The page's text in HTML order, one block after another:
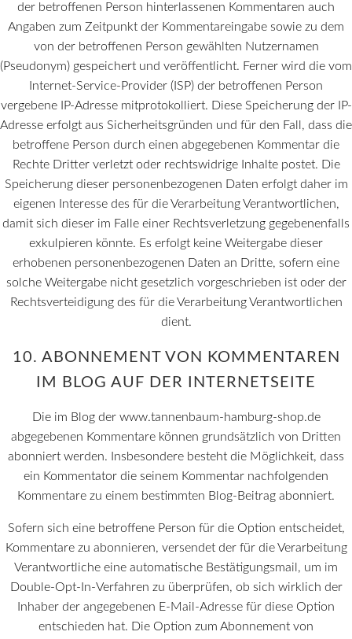
der betroffenen Person hinterlassenen Kommentaren auch
Angaben zum Zeitpunkt der Kommentareingabe sowie zu dem
von der betroffenen Person gewählten Nutzernamen
(Pseudonym) gespeichert und veröffentlicht. Ferner wird die vom
Internet-Service-Provider (ISP) der betroffenen Person
vergebene IP-Adresse mitprotokolliert. Diese Speicherung der IP-
Adresse erfolgt aus Sicherheitsgründen und für den Fall, dass die
betroffene Person durch einen abgegebenen Kommentar die
Rechte Dritter verletzt oder rechtswidrige Inhalte postet. Die
Speicherung dieser personenbezogenen Daten erfolgt daher im
eigenen Interesse des für die Verarbeitung Verantwortlichen,
damit sich dieser im Falle einer Rechtsverletzung gegebenenfalls
exkulpieren könnte. Es erfolgt keine Weitergabe dieser
erhobenen personenbezogenen Daten an Dritte, sofern eine
solche Weitergabe nicht gesetzlich vorgeschrieben ist oder der
Rechtsverteidigung des für die Verarbeitung Verantwortlichen
dient.
10. ABONNEMENT VON KOMMENTAREN
IM BLOG AUF DER INTERNETSEITE
Die im Blog der www.tannenbaum-hamburg-shop.de
abgegebenen Kommentare können grundsätzlich von Dritten
abonniert werden. Insbesondere besteht die Möglichkeit, dass
ein Kommentator die seinem Kommentar nachfolgenden
Kommentare zu einem bestimmten Blog-Beitrag abonniert.
Sofern sich eine betroffene Person für die Option entscheidet,
Kommentare zu abonnieren, versendet der für die Verarbeitung
Verantwortliche eine automatische Bestätigungsmail, um im
Double-Opt-In-Verfahren zu überprüfen, ob sich wirklich der
Inhaber der angegebenen E-Mail-Adresse für diese Option
entschieden hat. Die Option zum Abonnement von